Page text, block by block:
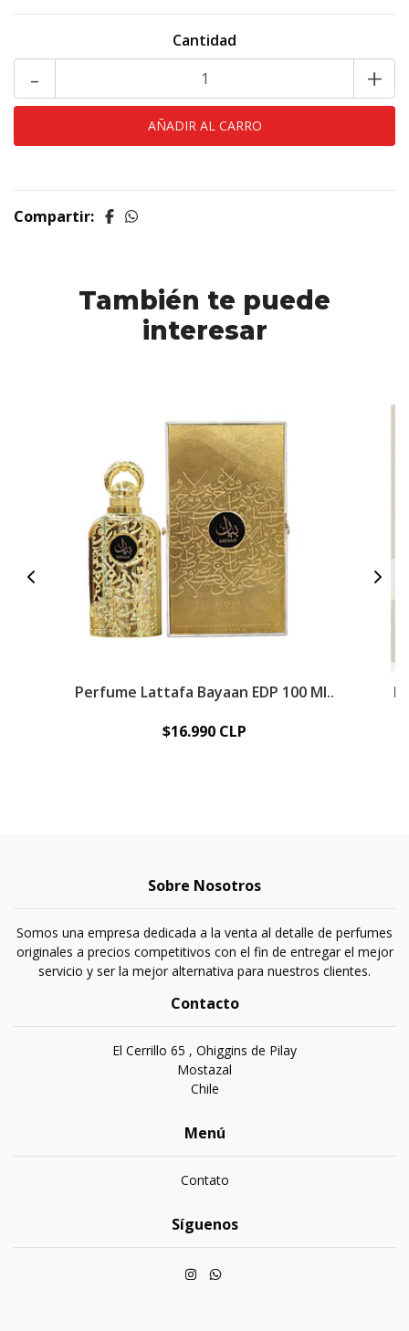
Cantidad
- +
Compartir:
También te puede
interesar
Perfume Lattafa Bayaan EDP 100 Ml..
$16.990 CLP
Sobre Nosotros
Somos una empresa dedicada a la venta al detalle de perfumes
originales a precios competitivos con el fin de entregar el mejor
servicio y ser la mejor alternativa para nuestros clientes.
Contacto
El Cerrillo 65 , Ohiggins de Pilay
Mostazal
Chile
Menú
Contato
Síguenos